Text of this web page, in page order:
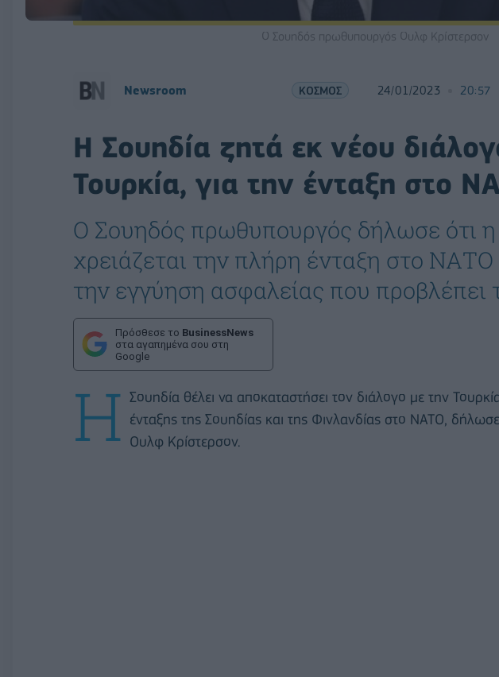
Ο Σουηδός πρωθυπουργός Ουλφ Κρίστερσον
Newsroom ΚΟΣΜΟΣ 24/01/2023 20:57
Η Σουηδία ζητά εκ νέου
Τουρκία, για την ένταξη στο
Ο Σουηδός πρωθυπουργός δήλωσε ότι
χρειάζεται την πλήρη ένταξη στο
την εγγύηση ασφαλείας που προβλέπει
Πρόσθεσε το BusinessNews
στα αγαπημένα σου στη
Google
Η Σουηδία θέλει να αποκαταστήσει τον διάλογο με την
ένταξης της Σουηδίας και της Φινλανδίας στο ΝΑΤΟ,
Ουλφ Κρίστερσον.